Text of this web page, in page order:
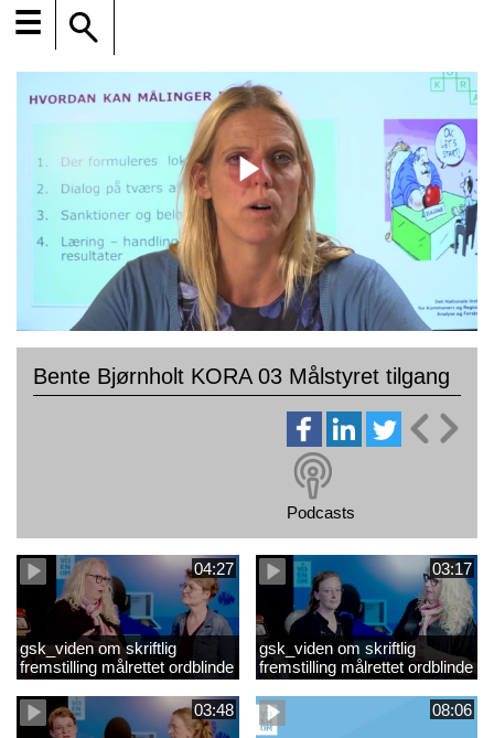
☰
Bente Bjørnholt KORA 03 Målstyret tilgang
Podcasts
04:27
gsk_viden om skriftlig
fremstilling målrettet ordblinde
opsummering.mp4
03:17
gsk_viden om skriftlig
fremstilling målrettet ordblinde
opsummering_Klip2.mp4
03:48 08:06